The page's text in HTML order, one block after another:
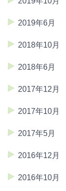
2019年6月
2018年10月
2018年6月
2017年12月
2017年10月
2017年5月
2016年12月
2016年10月